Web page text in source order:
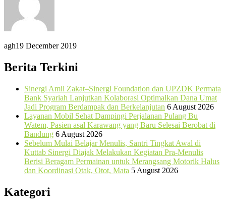
agh19 December 2019
Berita Terkini
Sinergi Amil Zakat–Sinergi Foundation dan UPZDK Permata
Bank Syariah Lanjutkan Kolaborasi Optimalkan Dana Umat
Jadi Program Berdampak dan Berkelanjutan 6 August 2026
Layanan Mobil Sehat Dampingi Perjalanan Pulang Bu
Watem, Pasien asal Karawang yang Baru Selesai Berobat di
Bandung 6 August 2026
Sebelum Mulai Belajar Menulis, Santri Tingkat Awal di
Kuttab Sinergi Diajak Melakukan Kegiatan Pra-Menulis
Berisi Beragam Permainan untuk Merangsang Motorik Halus
dan Koordinasi Otak, Otot, Mata 5 August 2026
Kategori